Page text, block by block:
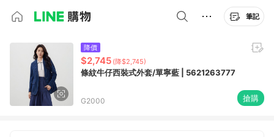
筆記
降價
$2,745 (降$2,745)
條紋牛仔西裝式外套/單寧藍 | 5621263777
G2000 搶購